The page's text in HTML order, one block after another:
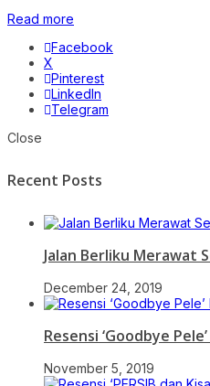
Read more
Facebook
X
Pinterest
LinkedIn
Telegram
Close
Recent Posts
Jalan Berliku Merawat
December 24, 2019
Resensi ‘Goodbye
November 5, 2019